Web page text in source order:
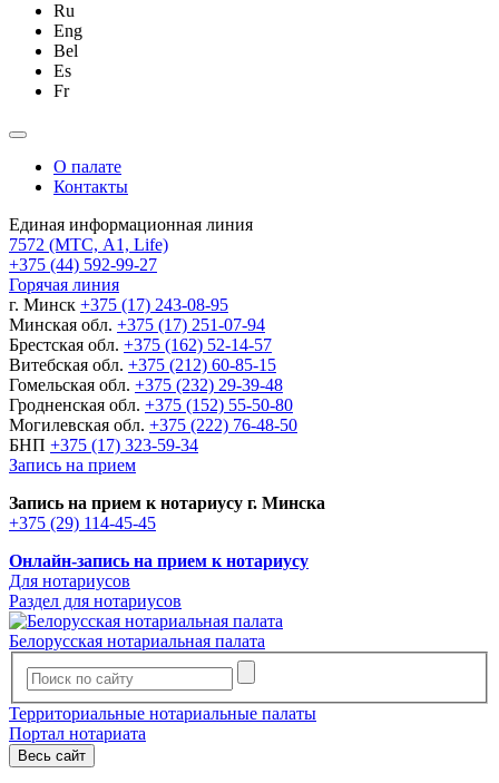
Ru
Eng
Bel
Es
Fr
О палате
Контакты
Единая информационная линия
7572 (МТС, A1, Life)
+375 (44) 592-99-27
Горячая линия
г. Минск +375 (17) 243-08-95
Минская обл. +375 (17) 251-07-94
Брестская обл. +375 (162) 52-14-57
Витебская обл. +375 (212) 60-85-15
Гомельская обл. +375 (232) 29-39-48
Гродненская обл. +375 (152) 55-50-80
Могилевская обл. +375 (222) 76-48-50
БНП +375 (17) 323-59-34
Запись на прием
Запись на прием к нотариусу г. Минска
+375 (29) 114-45-45
Онлайн-запись на прием к нотариусу
Для нотариусов
Раздел для нотариусов
Белорусская нотариальная палата
Территориальные нотариальные палаты
Портал нотариата
Весь сайт